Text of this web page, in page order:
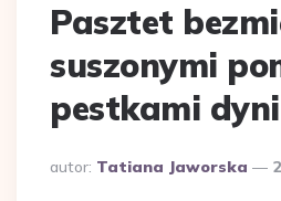
Pasztet
suszonymi
pestkami dyni
Dodane
autor: Tatiana Jaworska